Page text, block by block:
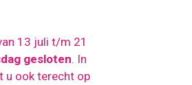
13 juli t/m 21
gesloten. In
u ook terecht op